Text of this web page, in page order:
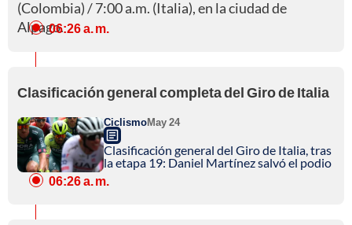
(Colombia) / 7:00 a.m. (Italia), en la ciudad de
Alpago.06:26 a. m.
Clasificación general completa del Giro de Italia
CiclismoMay 24
Clasificación general del Giro de Italia, tras
la etapa 19: Daniel Martínez salvó el podio
06:26 a. m.